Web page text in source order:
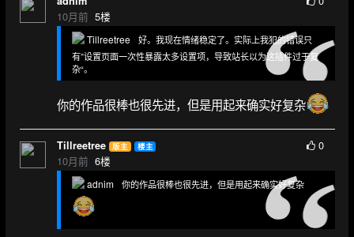
10月前 5楼
Tillreetree
好。我现在情绪稳定了。实际上我犯的错误只
有”设置页面一次性暴露太多设置项，导致站长以为这插件过于复
杂“。
你的作品很棒也很先进，但是用起来确实好复杂
Tillreetree 版主 楼主
10月前 6楼
0
adnim 你的作品很棒也很先进，但是用起来确实好复杂